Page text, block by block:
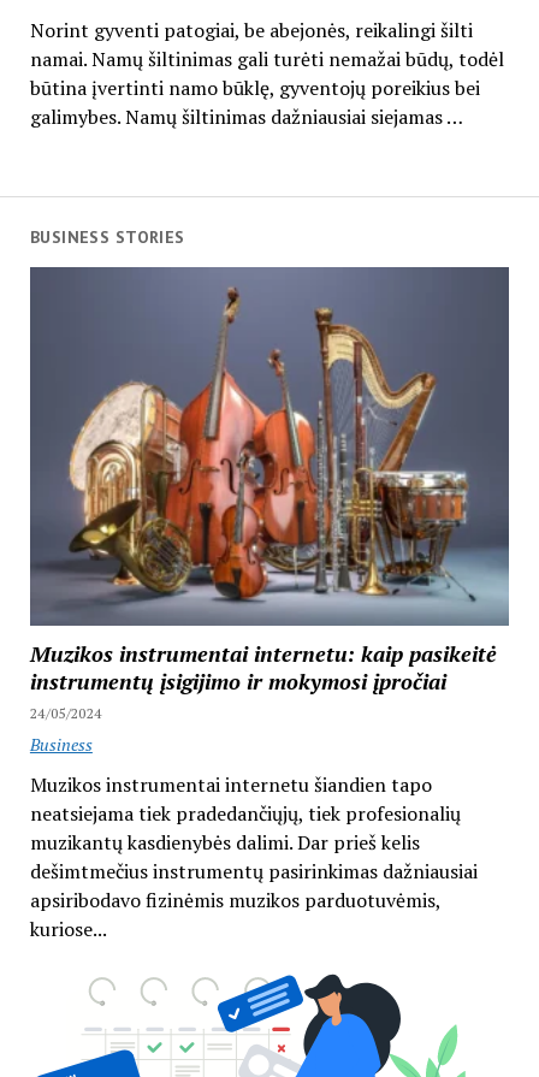
BUSINESS STORIES
Muzikos instrumentai internetu: kaip pasikeitė
instrumentų įsigijimo ir mokymosi įpročiai
24/05/2024
Business
Muzikos instrumentai internetu šiandien tapo
neatsiejama tiek pradedančiųjų, tiek profesionalių
muzikantų kasdienybės dalimi. Dar prieš kelis
dešimtmečius instrumentų pasirinkimas dažniausiai
apsiribodavo fizinėmis muzikos parduotuvėmis,
kuriose...
Norint gyventi patogiai, be abejonės, reikalingi šilti
namai. Namų šiltinimas gali turėti nemažai būdų, todėl
būtina įvertinti namo būklę, gyventojų poreikius bei
galimybes. Namų šiltinimas dažniausiai siejamas …